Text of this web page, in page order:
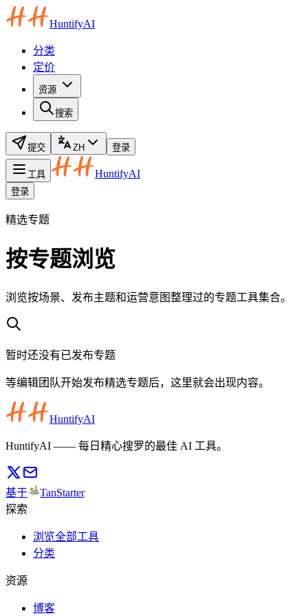
HuntifyAI
分类
定价
资源
搜索
提交 ZH 登录
工具 HuntifyAI
登录
精选专题
按专题浏览
浏览按场景、发布主题和运营意图整理过的专题工具集合。
暂时还没有已发布专题
等编辑团队开始发布精选专题后，这里就会出现内容。
HuntifyAI
HuntifyAI —— 每日精心搜罗的最佳 AI 工具。
基于
TanStarter
探索
浏览全部工具
分类
资源
博客